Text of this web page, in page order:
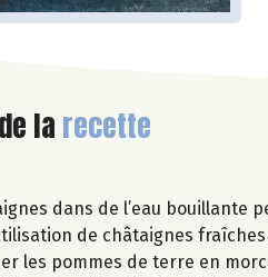
de la recette
dans de l’eau
de châtaignes
les pommes de terre en